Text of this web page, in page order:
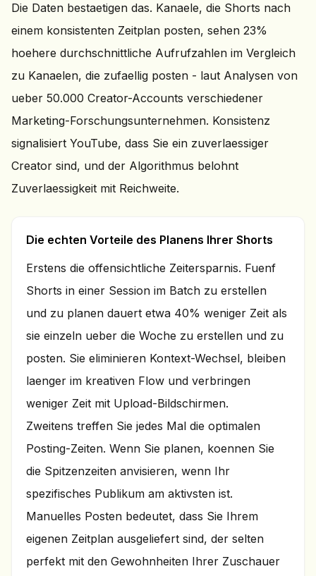
Die Daten bestaetigen das. Kanaele, die Shorts nach
einem konsistenten Zeitplan posten, sehen 23%
hoehere durchschnittliche Aufrufzahlen im Vergleich
zu Kanaelen, die zufaellig posten - laut Analysen von
ueber 50.000 Creator-Accounts verschiedener
Marketing-Forschungsunternehmen. Konsistenz
signalisiert YouTube, dass Sie ein zuverlaessiger
Creator sind, und der Algorithmus belohnt
Zuverlaessigkeit mit Reichweite.
Die echten Vorteile des Planens Ihrer Shorts
Erstens die offensichtliche Zeitersparnis. Fuenf
Shorts in einer Session im Batch zu erstellen
und zu planen dauert etwa 40% weniger Zeit als
sie einzeln ueber die Woche zu erstellen und zu
posten. Sie eliminieren Kontext-Wechsel, bleiben
laenger im kreativen Flow und verbringen
weniger Zeit mit Upload-Bildschirmen.
Zweitens treffen Sie jedes Mal die optimalen
Posting-Zeiten. Wenn Sie planen, koennen Sie
die Spitzenzeiten anvisieren, wenn Ihr
spezifisches Publikum am aktivsten ist.
Manuelles Posten bedeutet, dass Sie Ihrem
eigenen Zeitplan ausgeliefert sind, der selten
perfekt mit den Gewohnheiten Ihrer Zuschauer